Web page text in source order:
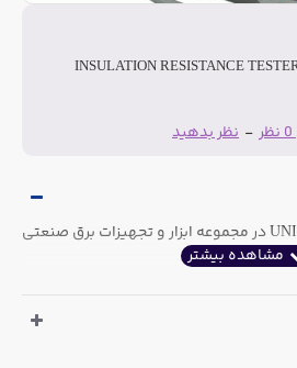
- نظر بدهید
INSULATION RESISTANCE